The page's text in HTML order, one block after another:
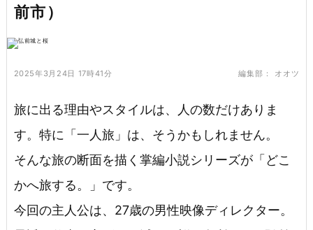
前市）
2025年3月24日 17時41分 編集部： オオツ
旅に出る理由やスタイルは、人の数だけありま
す。特に「一人旅」は、そうかもしれません。
そんな旅の断面を描く掌編小説シリーズが「どこ
かへ旅する。」です。
今回の主人公は、27歳の男性映像ディレクター。